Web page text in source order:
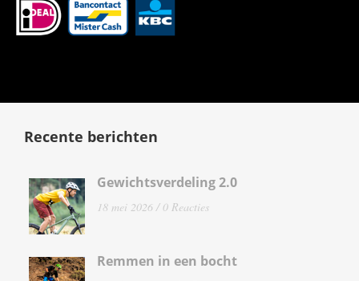
Recente berichten
Gewichtsverdeling 2.0
18 mei 2026 / 0 Reacties
Remmen in een bocht